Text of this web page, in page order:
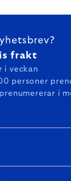
frakt
i veckan
personer
i